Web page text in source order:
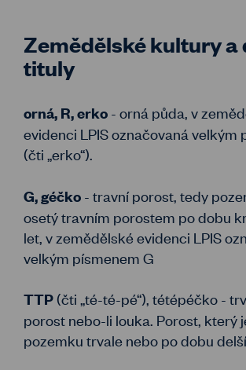
Zemědělské kultury
tituly
orná, R, erko - orná půda, v
evidenci LPIS označovaná velkým
(čti „erko“).
G, géčko - travní porost, tedy
osetý travním porostem po dobu
let, v zemědělské evidenci LPIS
velkým písmenem G
TTP(čti „té-té-pé“), tétépéčko -
porost nebo-li louka. Porost, který
pozemku trvale nebo po dobu